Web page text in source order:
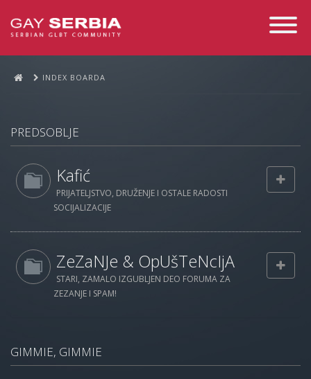
Toggle
INDEX BOARDA
PREDSOBLJE
Kafić
PRIJATELJSTVO, DRUŽENJE I OSTALE RADOSTI
SOCIJALIZACIJE
ZeZaNJe & OpUšTeNcIjA
STARI, ZAMALO IZGUBLJEN DEO FORUMA ZA
ZEZANJE I SPAM!
GIMMIE, GIMMIE